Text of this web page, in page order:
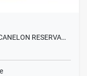
RESERVA…